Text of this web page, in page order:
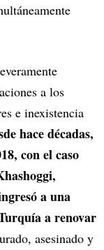
a los
e inexistencia
hace décadas,
con el caso
a una
a renovar
asesinado y